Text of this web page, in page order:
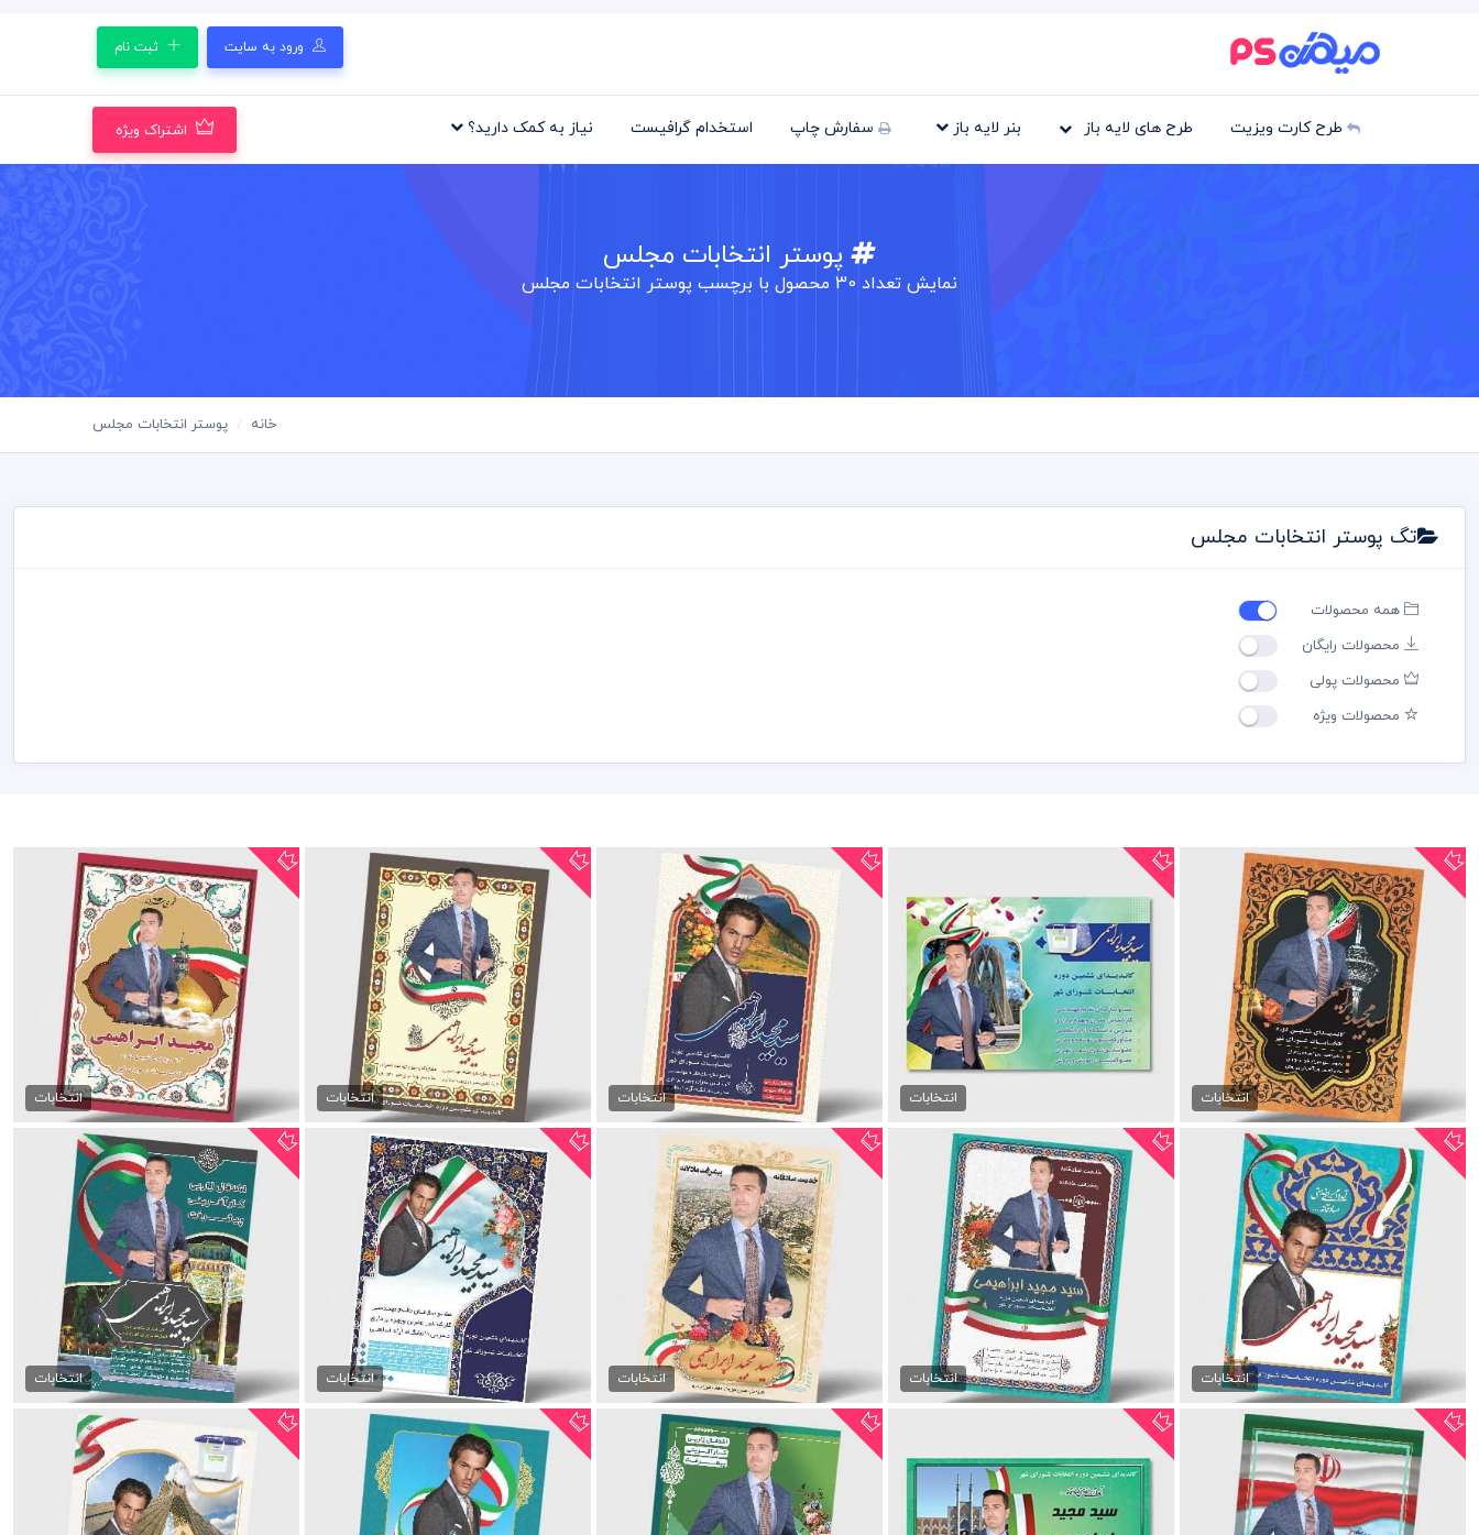
ورود به سایت ثبت نام
طرح کارت ویزیت طرح های لایه باز بنر لایه باز سفارش چاپ استخدام گرافیست نیاز به کمک دارید؟ اشتراک ویژه
پوستر انتخابات مجلس
نمایش تعداد 30 محصول با برچسب پوستر انتخابات مجلس
خانه پوستر انتخابات مجلس
تگ پوستر انتخابات مجلس
همه محصولات
محصولات رایگان
محصولات پولی
محصولات ویژه
دانلود تراکت انتخابات مجلس
99,000 تومان
انتخابات
پوستر لایه باز انتخابات...
99,000 تومان
انتخابات
پوستر لایه باز انتخاباتی...
99,000 تومان
انتخابات
دانلود پوستر انتخابات
99,000 تومان
انتخابات
پوستر لایه باز انتخابات
99,000 تومان
انتخابات
دانلود پوستر آماده...
99,000 تومان
انتخابات
پوستر psd انتخابات مجلس
99,000 تومان
انتخابات
پوستر psd انتخابات شورای شهر
99,000 تومان
انتخابات
پوستر psd انتخابات مجلس
99,000 تومان
انتخابات
دانلود پوستر psd انتخابات
99,000 تومان
انتخابات